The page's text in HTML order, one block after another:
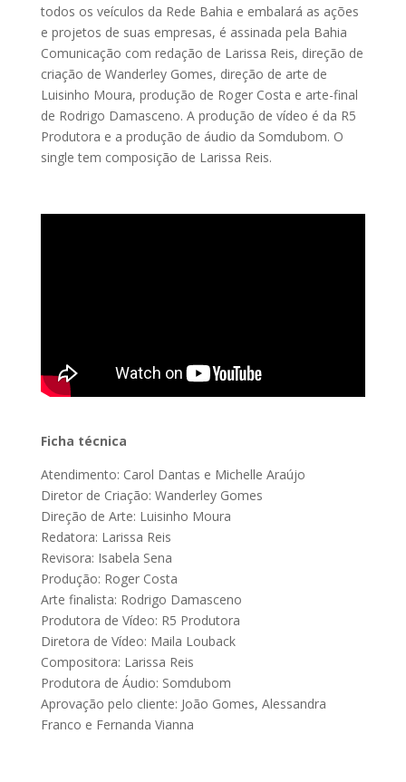
todos os veículos da Rede Bahia e embalará as ações
e projetos de suas empresas, é assinada pela Bahia
Comunicação com redação de Larissa Reis, direção de
criação de Wanderley Gomes, direção de arte de
Luisinho Moura, produção de Roger Costa e arte-final
de Rodrigo Damasceno. A produção de vídeo é da R5
Produtora e a produção de áudio da Somdubom. O
single tem composição de Larissa Reis.
Ficha técnica
Atendimento: Carol Dantas e Michelle Araújo
Diretor de Criação: Wanderley Gomes
Direção de Arte: Luisinho Moura
Redatora: Larissa Reis
Revisora: Isabela Sena
Produção: Roger Costa
Arte finalista: Rodrigo Damasceno
Produtora de Vídeo: R5 Produtora
Diretora de Vídeo: Maila Louback
Compositora: Larissa Reis
Produtora de Áudio: Somdubom
Aprovação pelo cliente: João Gomes, Alessandra
Franco e Fernanda Vianna